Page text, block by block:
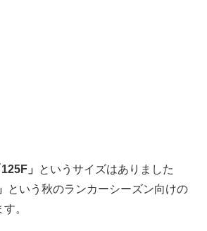
」
というサイズはありました
という秋のランカーシーズン向けの
。